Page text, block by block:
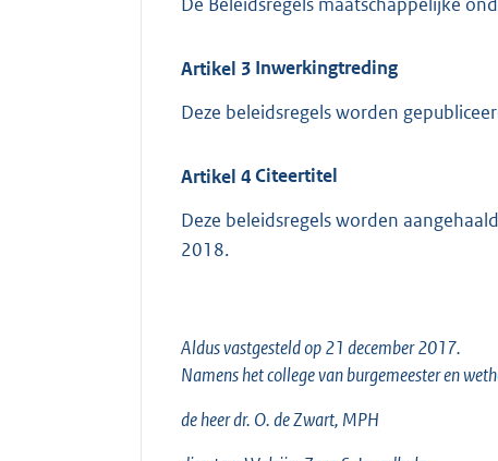
Artikel 3 Inwerkingtreding
Deze beleidsregels worden
Artikel 4Citeertitel
Deze beleidsregels worden
2018.
Aldus vastgesteld op 21 december 2017.
Namens het college van burgemeester en
de heer dr. O. deZwart, MPH